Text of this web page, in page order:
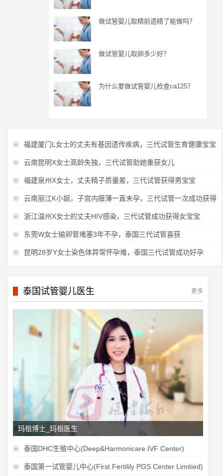
做试管婴儿取精前遗精了能做吗？
做试管婴儿取卵多少好？
为什么要做试管婴儿检查ca125？
 福建厦门L女士的丈夫有基因遗传疾病，三代试管生育健康宝宝
 云南昆明X女士高龄失独，三代试管助她重获女儿
 福建泉州X女士，丈夫精子质量差，三代试管获得男宝宝
 云南丽江K小姐，子宫内膜薄一直未孕，三代试管一次成功获得
 浙江温州X女士的丈夫HIV感染，三代试管成功获得女宝宝
 东莞W女士输卵管堵塞3年不孕，泰国三代试管喜获
 昆明28岁Y女士染色体异常怀孕难，泰国三代试管成功好孕
泰国试管婴儿医生 更多
玛祖博士_玛祖医生
 泰国DHC生殖中心(Deep&Harmonicare IVF Center)
 泰国第一试管婴儿中心(First Fertilily PGS Center Limitied)